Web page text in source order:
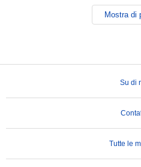
Mostra di
Su di
Tutte le